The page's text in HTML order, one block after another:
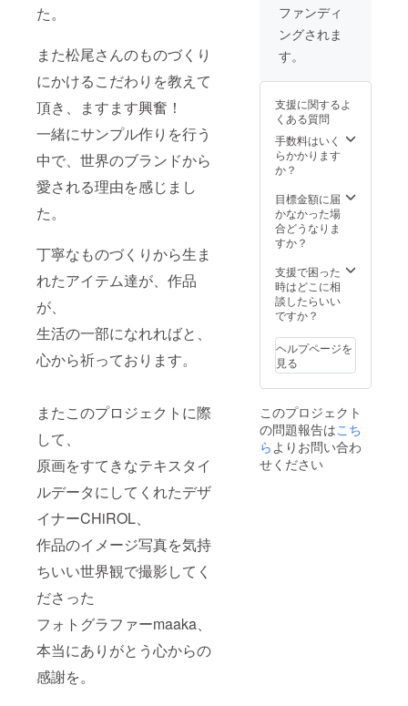
た。
また松尾さんのものづくり
にかけるこだわりを教えて
頂き、ますます興奮！
一緒にサンプル作りを行う
中で、世界のブランドから
愛される理由を感じまし
た。
丁寧なものづくりから生ま
れたアイテム達が、作品
が、
生活の一部になれればと、
心から祈っております。
またこのプロジェクトに際
して、
原画をすてきなテキスタイ
ルデータにしてくれたデザ
イナーCHiROL、
作品のイメージ写真を気持
ちいい世界観で撮影してく
ださった
フォトグラファーmaaka、
本当にありがとう心からの
感謝を。
ファンディ
ングされま
す。
支援に関するよ
くある質問
手数料はいく
らかかります
か？
目標金額に届
かなかった場
合どうなりま
すか？
支援で困った
時はどこに相
談したらいい
ですか？
ヘルプページを
見る
このプロジェクト
の問題報告はこち
ら よりお問い合わ
せください